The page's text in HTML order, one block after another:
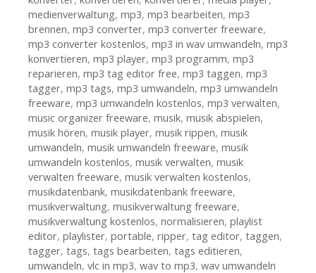
medienverwaltung, mp3, mp3 bearbeiten, mp3
brennen, mp3 converter, mp3 converter freeware,
mp3 converter kostenlos, mp3 in wav umwandeln, mp3
konvertieren, mp3 player, mp3 programm, mp3
reparieren, mp3 tag editor free, mp3 taggen, mp3
tagger, mp3 tags, mp3 umwandeln, mp3 umwandeln
freeware, mp3 umwandeln kostenlos, mp3 verwalten,
music organizer freeware, musik, musik abspielen,
musik hören, musik player, musik rippen, musik
umwandeln, musik umwandeln freeware, musik
umwandeln kostenlos, musik verwalten, musik
verwalten freeware, musik verwalten kostenlos,
musikdatenbank, musikdatenbank freeware,
musikverwaltung, musikverwaltung freeware,
musikverwaltung kostenlos, normalisieren, playlist
editor, playlister, portable, ripper, tag editor, taggen,
tagger, tags, tags bearbeiten, tags editieren,
umwandeln, vlc in mp3, wav to mp3, wav umwandeln